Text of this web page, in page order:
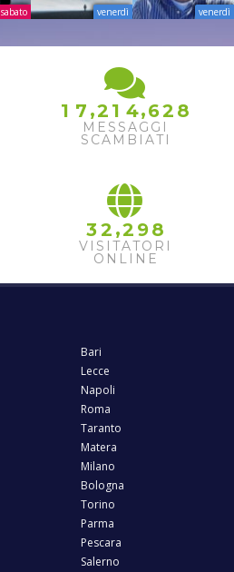
sabato venerdì venerdì
1 7 ,2 1 4,62
3
9
0
MESSAGGI
SCAMBIATI
32 ,2 98
VISITATORI
ONLINE
Bari
Lecce
Napoli
Roma
Taranto
Matera
Milano
Bologna
Torino
Parma
Pescara
Salerno